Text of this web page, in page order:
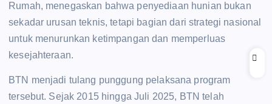
Rumah, menegaskan bahwa penyediaan hunian bukan
sekadar urusan teknis, tetapi bagian dari strategi nasional
untuk menurunkan ketimpangan dan memperluas
kesejahteraan.
BTN menjadi tulang punggung pelaksana program
tersebut. Sejak 2015 hingga Juli 2025, BTN telah